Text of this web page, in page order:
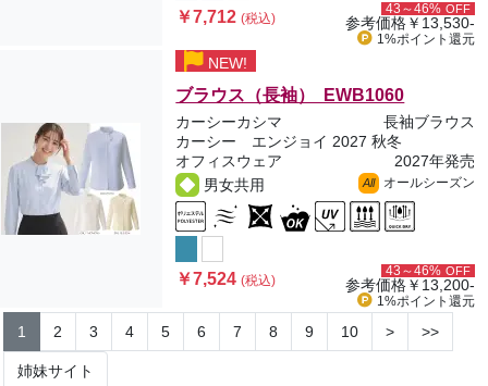
￥7,712(税込)
43～46% OFF
参考価格￥13,530-
1%ポイント 還元
NEW!
ブラウス（長袖） EWB1060
カーシーカシマ
長袖ブラウス
カーシー エンジョイ 2027 秋冬
オフィスウェア
2027年発売
男女共用
All オールシーズン
￥7,524(税込)
43～46% OFF
参考価格￥13,200-
1%ポイント 還元
1 2 3 4 5 6 7 8 9 10 > >>
姉妹サイト